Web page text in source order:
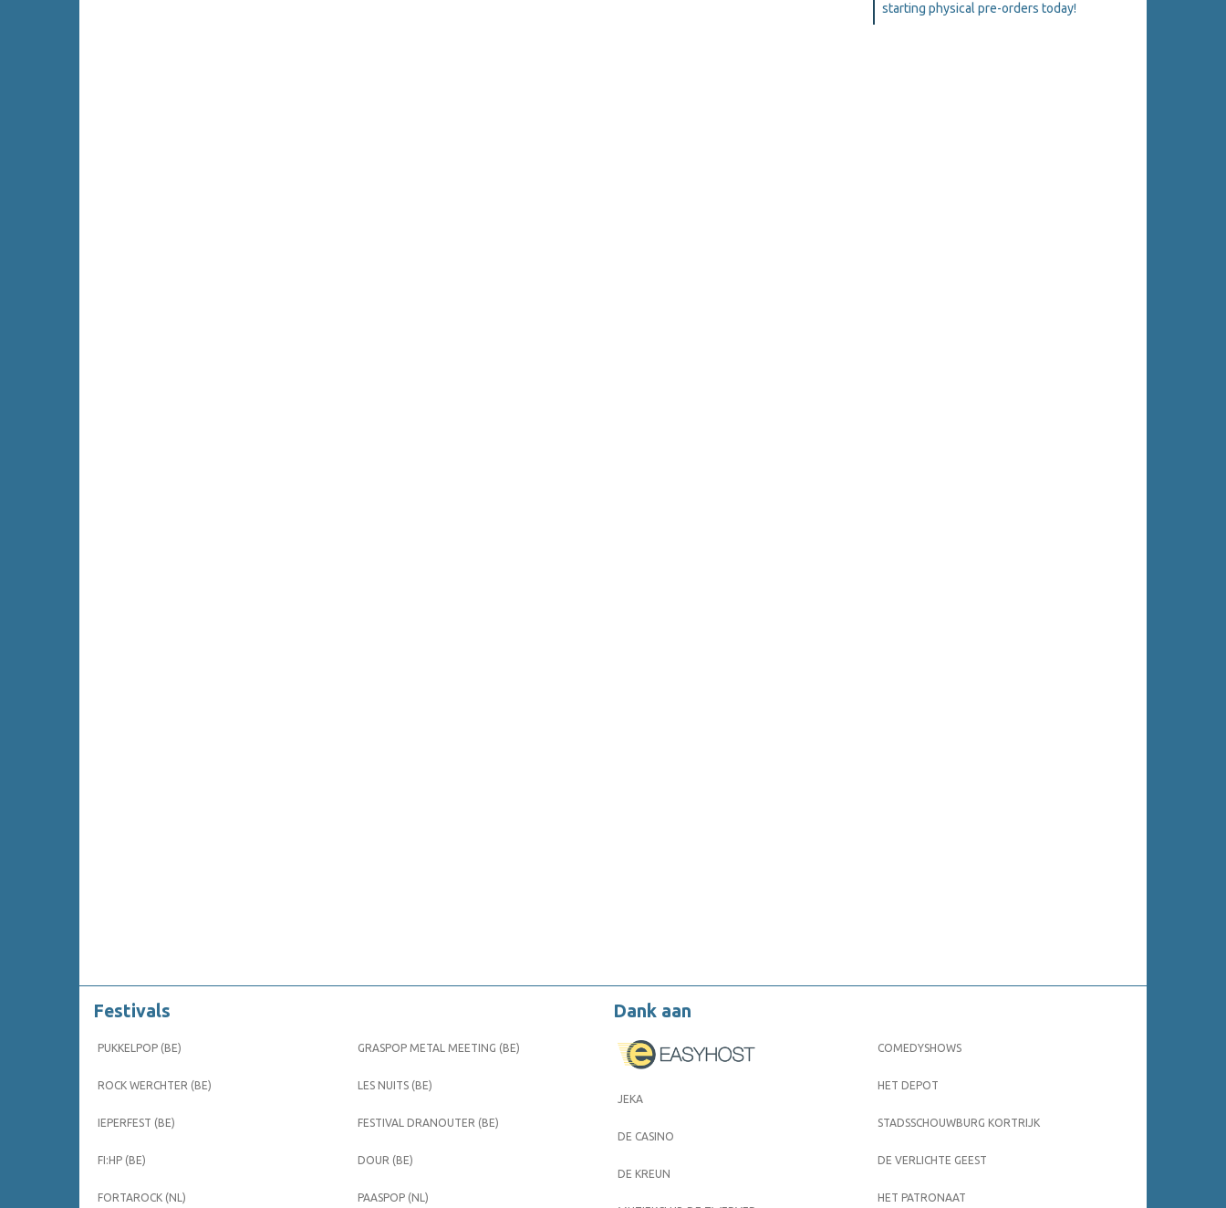
starting physical pre-orders today!
Festivals
PUKKELPOP (BE)
ROCK WERCHTER (BE)
IEPERFEST (BE)
FI:HP (BE)
FORTAROCK (NL)
GRASPOP METAL MEETING (BE)
LES NUITS (BE)
FESTIVAL DRANOUTER (BE)
DOUR (BE)
PAASPOP (NL)
Dank aan
JEKA
DE CASINO
DE KREUN
COMEDYSHOWS
HET DEPOT
STADSSCHOUWBURG KORTRIJK
DE VERLICHTE GEEST
HET PATRONAAT